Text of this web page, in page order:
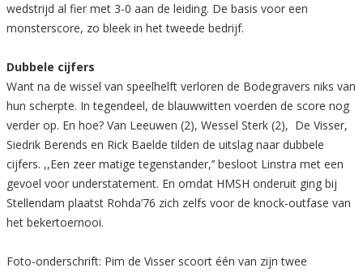
wedstrijd al fier met 3-0 aan de leiding. De basis voor een
monsterscore, zo bleek in het tweede bedrijf.
Dubbele cijfers
Want na de wissel van speelhelft verloren de Bodegravers niks van
hun scherpte. In tegendeel, de blauwwitten voerden de score nog
verder op. En hoe? Van Leeuwen (2), Wessel Sterk (2), De Visser,
Siedrik Berends en Rick Baelde tilden de uitslag naar dubbele
cijfers. ,,Een zeer matige tegenstander,’’ besloot Linstra met een
gevoel voor understatement. En omdat HMSH onderuit ging bij
Stellendam plaatst Rohda’76 zich zelfs voor de knock-outfase van
het bekertoernooi.
Foto-onderschrift: Pim de Visser scoort één van zijn twee